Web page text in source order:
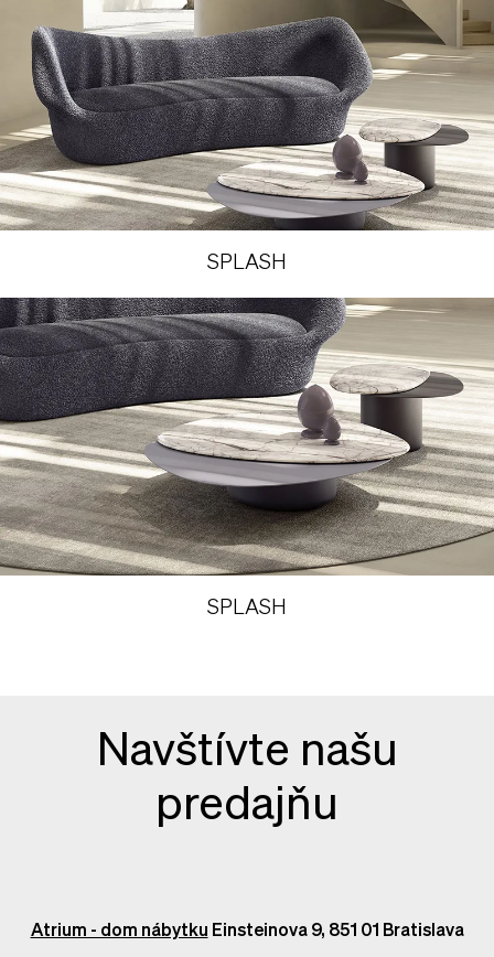
SPLASH
SPLASH
Navštívte našu
predajňu
Atrium - dom nábytku Einsteinova 9, 851 01 Bratislava